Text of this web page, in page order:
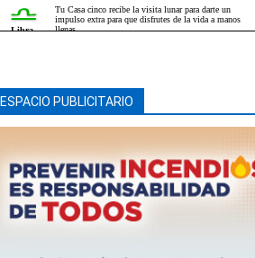
ESPACIO PUBLICITARIO